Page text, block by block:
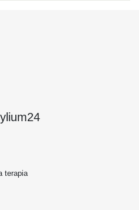
terapia